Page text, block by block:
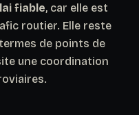
fiable, car elle est
routier. Elle reste
de points de
une coordination